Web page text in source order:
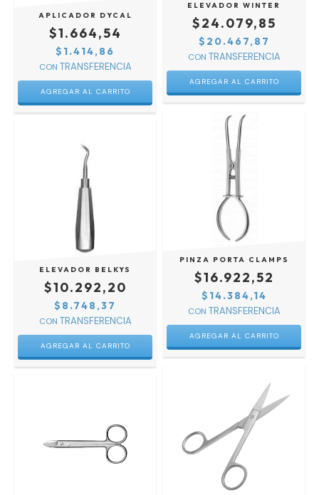
APLICADOR DYCAL
$1.664,54
$1.414,86
CON
ELEVADOR WINTER
$24.079,85
$20.467,87
CON
ELEVADOR BELKYS
$10.292,20
$8.748,37
CON
PINZA PORTA CLAMPS
$16.922,52
$14.384,14
CON